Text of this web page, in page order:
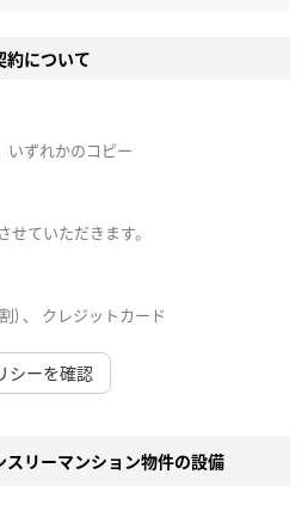
約について
いずれかのコピー
ていただきます。
) 、 クレジットカード
シーを確認
スリーマンション物件の設備